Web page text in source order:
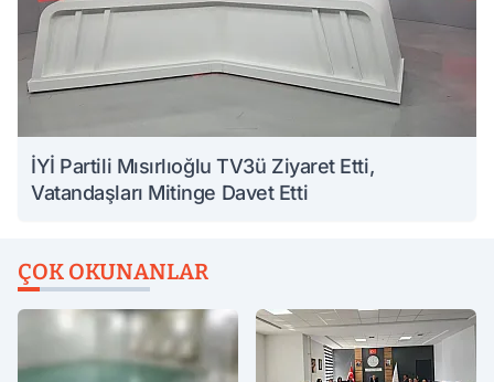
İYİ Partili Mısırlıoğlu TV3ü Ziyaret Etti,
Vatandaşları Mitinge Davet Etti
ÇOK OKUNANLAR